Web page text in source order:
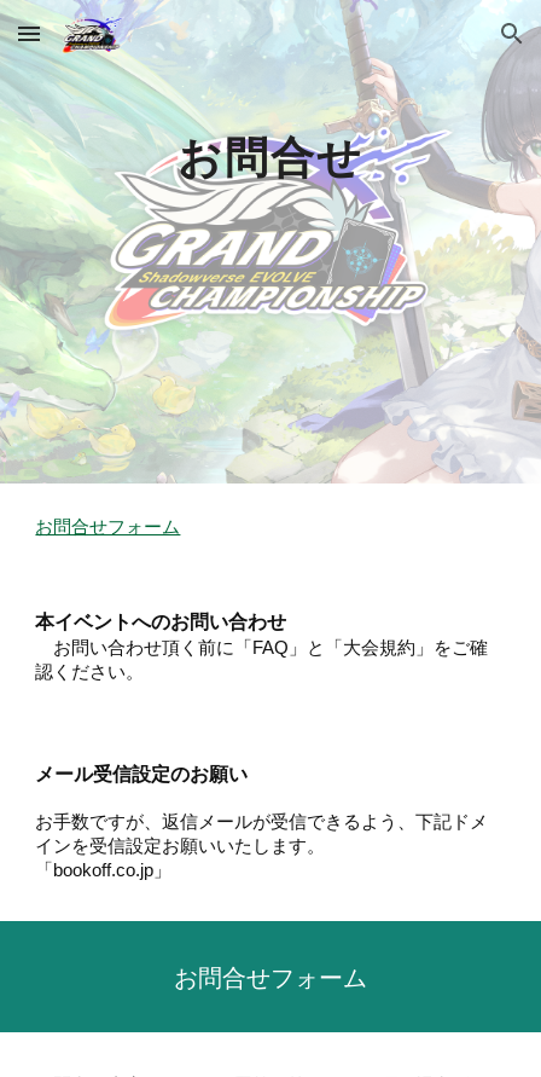
Skip to main content Skip to navigation
お問合せ
お問合せフォーム
本イベントへのお問い合わせ
お問い合わせ頂く前に「FAQ」と「大会規約」をご確
認ください。
メール受信設定のお願い
お手数ですが、返信メールが受信できるよう、下記ドメ
インを受信設定お願いいたします。
「bookoff.co.jp」
お問合せフォーム